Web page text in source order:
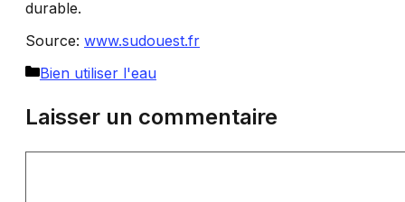
durable.
Source: www.sudouest.fr
Catégories
Bien utiliser l'eau
Laisser un commentaire